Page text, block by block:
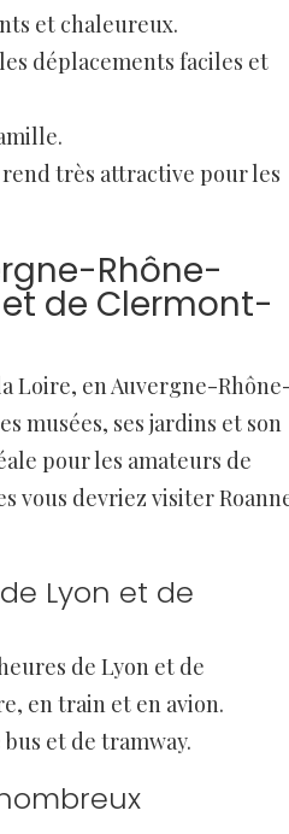
et chaleureux.
déplacements faciles et
très attractive pour les
Rhône-
de Clermont-
Loire, en Auvergne-
musées, ses jardins et son
pour les amateurs de
vous devriez visiter
Lyon et de
de Lyon et de
en train et en avion.
et de tramway.